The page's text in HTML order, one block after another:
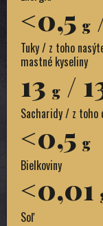
<0,5 g
Tuky / z toho
mastné kyseliny
13 g /
Sacharidy / z toho
<0,5 g
Bielkoviny
<0,01
Soľ